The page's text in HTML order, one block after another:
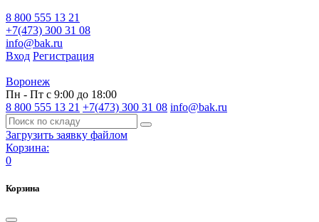
8 800 555 13 21
+7(473) 300 31 08
info@bak.ru
Вход Регистрация
Воронеж
Пн - Пт с 9:00 до 18:00
8 800 555 13 21 +7(473) 300 31 08 info@bak.ru
Загрузить заявку файлом
Корзина:
0
Корзина